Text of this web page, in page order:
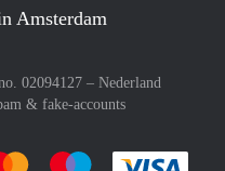
Amsterdam
02094127 – Nederland
& fake-accounts